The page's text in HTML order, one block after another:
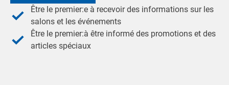
Être le premier:e à recevoir des informations sur les
salons et les événements
Être le premier:à être informé des promotions et des
articles spéciaux